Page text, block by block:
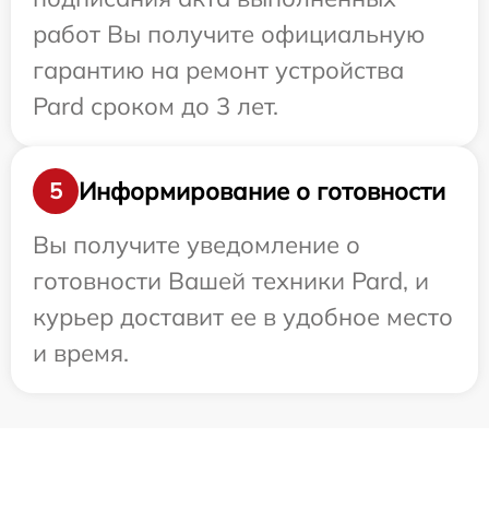
работ Вы получите официальную
гарантию на ремонт устройства
Pard сроком до 3 лет.
5
Информирование о готовности
Вы получите уведомление о
готовности Вашей техники Pard, и
курьер доставит ее в удобное место
и время.